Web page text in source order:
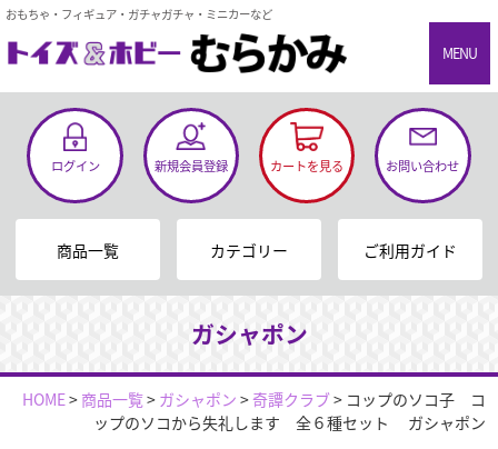
おもちゃ・フィギュア・ガチャガチャ・ミニカーなど
MENU
ログイン 新規会員登録 カートを見る お問い合わせ
商品一覧 カテゴリー ご利用ガイド
ガシャポン
HOME> 商品一覧> ガシャポン >奇譚クラブ> コップのソコ子 コ
ップのソコから失礼します 全６種セット ガシャポン